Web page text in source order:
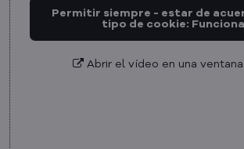
Permitir siempre - estar de
tipo de cookie:
Abrir el vídeo en una ventana